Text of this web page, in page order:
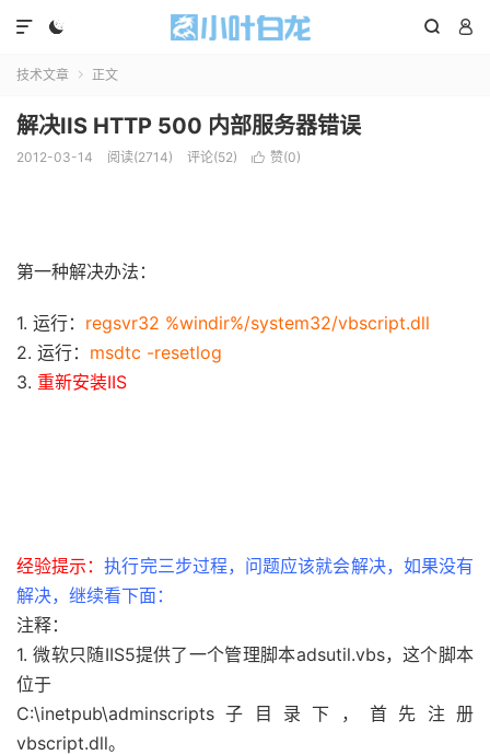
  

技术文章  正文
解决IIS HTTP 500 内部服务器错误
2012-03-14 阅读(2714) 评论(52)  赞(0)
第一种解决办法：
1. 运行： regsvr32 %windir%/system32/vbscript.dll
2. 运行： msdtc -resetlog
3. 重新安装IIS
经验提示：执行完三步过程，问题应该就会解决，如果没有
解决，继续看下面：
注释：
1. 微软只随IIS5提供了一个管理脚本adsutil.vbs，这个脚本
位于
C:\inetpub\adminscripts子目录下，首先注册
vbscript.dll。